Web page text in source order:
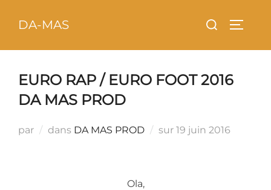
DA-MAS Rechercher :
EURO RAP / EURO FOOT 2016
DA MAS PROD
par dans DA MAS PROD sur Publié
19 juin 2016
Ola,